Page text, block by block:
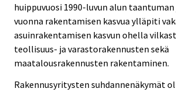
huippuvuosi 1990-luvun alun taantuman
vuonna rakentamisen kasvua ylläpiti
asuinrakentamisen kasvun ohella
teollisuus- ja varastorakennusten sekä
maatalousrakennusten rakentaminen.
Rakennusyritysten suhdannenäkymät